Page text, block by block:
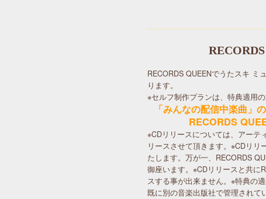
RECORDS QUEENでうたスキ
ります。
※セルフ制作プランは、特典適用の
「みんなの配信中楽曲」
RECORDS
※CDリリースについては、アーテ
リースさせて頂きます。※CDリ
たします。万が一、RECORDS
御座います。※CDリリースと共に
スする事が出来ません。※特典の
既に別の音楽出版社で管理されて